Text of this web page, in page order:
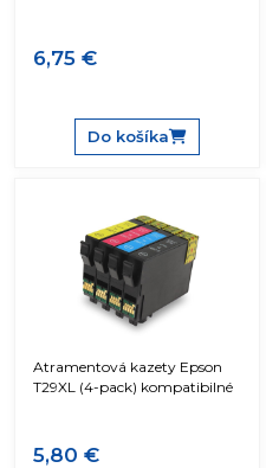
6,75 €
Do košíka
Atramentová kazety Epson
T29XL (4-pack) kompatibilné
5,80 €